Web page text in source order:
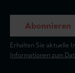
Abonnieren
Erhalten Sie aktuelle
Informationen zum